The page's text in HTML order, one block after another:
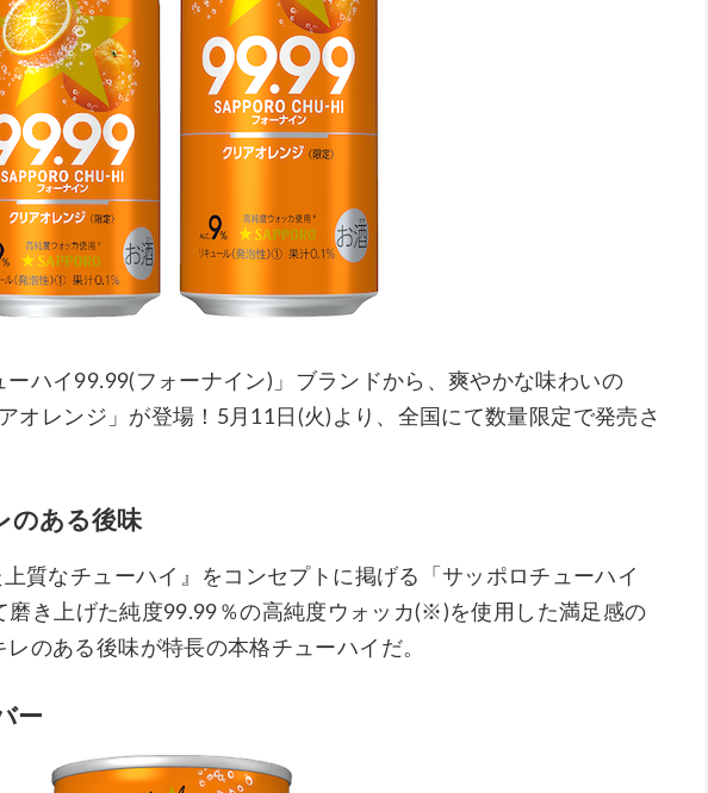
ハイ99.99(フォーナイン)」ブランドから、爽やかな味わいの
オレンジ」が登場！5月11日(火)より、全国にて数量限定で発売さ
のある後味
上質なチューハイ』をコンセプトに掲げる「サッポロチューハイ
磨き上げた純度99.99％の高純度ウォッカ(※)を使用した満足感の
のある後味が特長の本格チューハイだ。
ー